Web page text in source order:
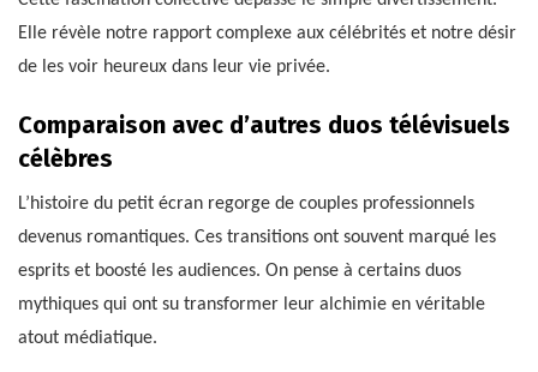
Elle révèle notre rapport complexe aux célébrités et notre désir
de les voir heureux dans leur vie privée.
Comparaison avec d’autres duos télévisuels
célèbres
L’histoire du petit écran regorge de couples professionnels
devenus romantiques. Ces transitions ont souvent marqué les
esprits et boosté les audiences. On pense à certains duos
mythiques qui ont su transformer leur alchimie en véritable
atout médiatique.